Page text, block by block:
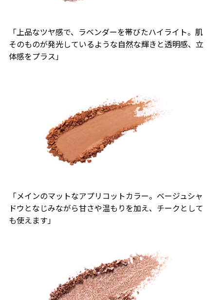
「上品なツヤ感で、ラベンダーを帯びたハイライト。肌
そのものが発光しているような自然な輝きと透明感、立
体感をプラス」
「メインのマットなアプリコットカラー。ベージュシャ
ドウとなじみながら甘さや温もりを加え、チークとして
も使えます」